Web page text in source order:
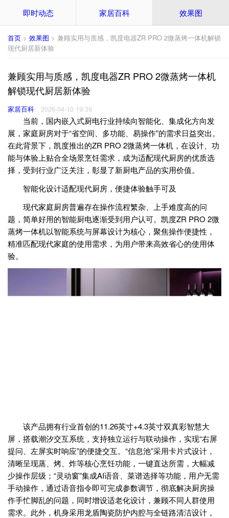
即时动态 家居百科 效果图
首页 > 效果图 > 兼顾实用与质感，凯度电器ZR PRO 2微蒸烤一体机解锁
现代厨居新体验
兼顾实用与质感，凯度电器ZR PRO 2微蒸烤一体机
解锁现代厨居新体验
家居百科 2026-04-10 19:39
当前，国内嵌入式厨电行业持续向智能化、集成化方向发
展，家庭厨房对于“省空间、多功能、易操作”的需求日益突出。
在此背景下，凯度推出的ZR PRO 2微蒸烤一体机，在设计、功
能与体验上贴合全场景烹饪需求，成为适配现代厨房的优质选
择，受到行业广泛关注，彰显了新厨电产品的实用价值。
智能化设计适配现代厨房，便捷体验触手可及
现代家庭厨房普遍存在操作流程繁杂、上手难度高的问
题，简单好用的智能厨电逐渐受到用户认可。凯度ZR PRO 2微
蒸烤一体机以智能系统与屏幕设计为核心，聚焦操作便捷性，
精准匹配现代家庭的使用需求，为用户带来高效省心的使用体
验。
该产品拥有行业首创的11.26英寸+4.3英寸双真彩智慧大
屏，搭载潮汐交互系统，支持独立运行与联动操作，实现“右屏
提问、左屏实时响应”的便捷交互。“信息池”采用卡片式设计，
清晰呈现蒸、烤、炸等核心烹饪功能，一键直达所需，大幅减
少操作层级；“灵动窗”集成AI语音、菜谱选择等功能，用户无需
手动操作，通过语音指令即可完成参数调节，彻底解决厨房操
作手忙脚乱的问题，同时增设适老化设计，兼顾不同人群使用
需求。此外，机身采用龙盾陶瓷防护内腔与全链路清洁设计，